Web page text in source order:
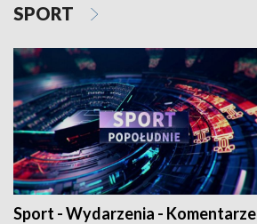
SPORT
Sport - Wydarzenia - Komentarze